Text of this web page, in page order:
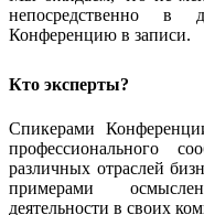
непосредственно в
Конференцию в записи.
Кто эксперты?
Спикерами
профессионального
различных отраслей
примерами
деятельности в своих